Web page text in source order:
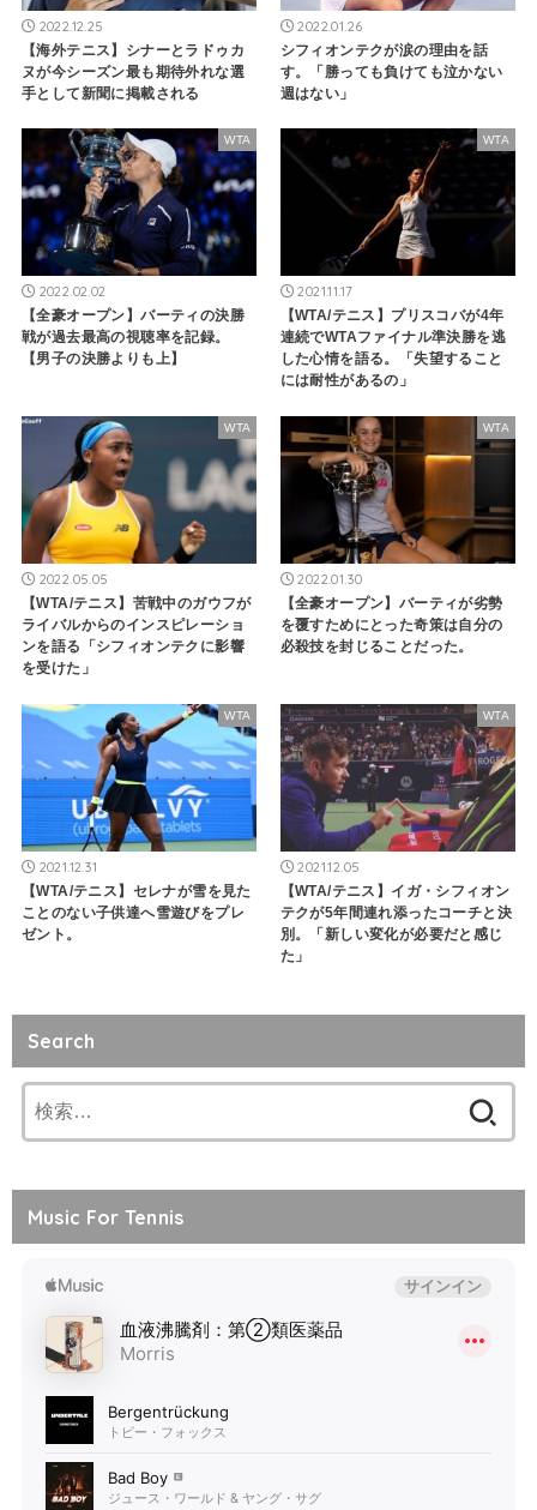
2022.12.25
【海外テニス】シナーとラドゥカ
ヌが今シーズン最も期待外れな選
手として新聞に掲載される
2022.01.26
シフィオンテクが涙の理由を話
す。「勝っても負けても泣かない
週はない」
WTA
2022.02.02
【全豪オープン】バーティの決勝
戦が過去最高の視聴率を記録。
【男子の決勝よりも上】
WTA
2021.11.17
【WTA/テニス】プリスコバが4年
連続でWTAファイナル準決勝を逃
した心情を語る。「失望すること
には耐性があるの」
WTA
2022.05.05
【WTA/テニス】苦戦中のガウフが
ライバルからのインスピレーショ
ンを語る「シフィオンテクに影響
を受けた」
WTA
2022.01.30
【全豪オープン】バーティが劣勢
を覆すためにとった奇策は自分の
必殺技を封じることだった。
WTA
2021.12.31
【WTA/テニス】セレナが雪を見た
ことのない子供達へ雪遊びをプレ
ゼント。
WTA
2021.12.05
【WTA/テニス】イガ・シフィオン
テクが5年間連れ添ったコーチと決
別。「新しい変化が必要だと感じ
た」
Search
索:
Music For Tennis